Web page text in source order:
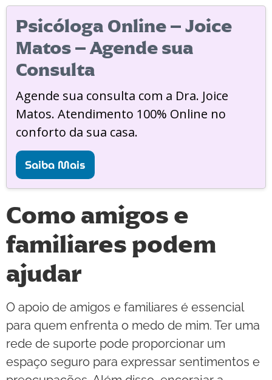
Psicóloga Online – Joice
Matos – Agende sua
Consulta
Agende sua consulta com a Dra. Joice
Matos. Atendimento 100% Online no
conforto da sua casa.
Saiba Mais
Como amigos e
familiares podem
ajudar
O apoio de amigos e familiares é essencial
para quem enfrenta o medo de mim. Ter uma
rede de suporte pode proporcionar um
espaço seguro para expressar sentimentos e